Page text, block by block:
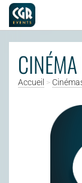
Aller au contenu
Accueil >